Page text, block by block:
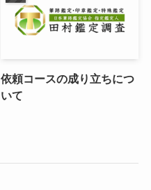
依頼コースの成り立ちにつ
いて